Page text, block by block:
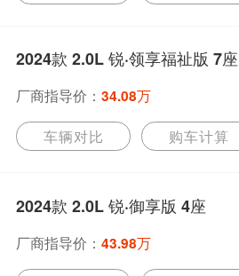
2024款 2.0L 锐·领享福祉版 7座
厂商指导价： 34.08万
车辆对比 购车计算
2024款 2.0L 锐·御享版 4座
厂商指导价： 43.98万